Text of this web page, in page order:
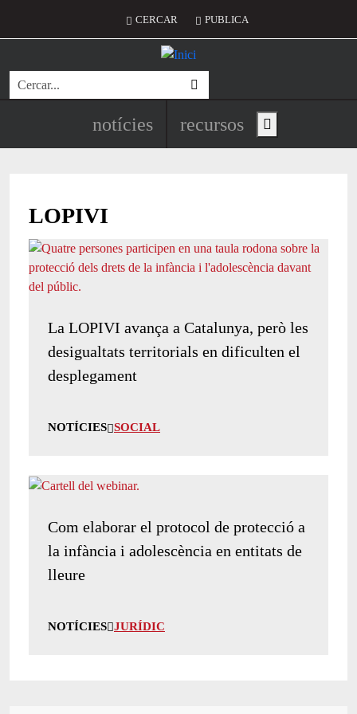
Menú del compte d'usuari
CERCAR PUBLICA
Cerca
Navegació principal de
notícies recursos Show main menu
LOPIVI
La LOPIVI avança a Catalunya, però les
desigualtats territorials en dificulten el
desplegament
NOTÍCIES SOCIAL
Com elaborar el protocol de protecció a
la infància i adolescència en entitats de
lleure
NOTÍCIES JURÍDIC